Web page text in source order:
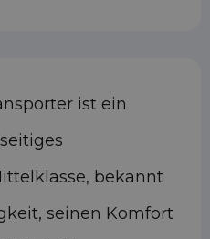
ist ein
bekannt
seinen Komfort